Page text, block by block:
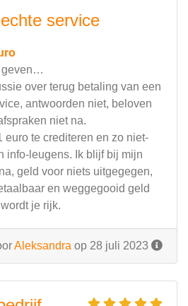
service
geven…
over terug betaling van een
antwoorden niet, beloven
niet na.
euro te crediteren en zo niet-
info-leugens. Ik blijf bij mijn
geld voor niets uitgegegen,
en weggegooid geld
je rijk.
Aleksandra op 28 juli 2023